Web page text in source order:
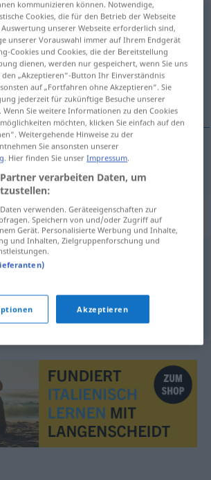
Übersetzung anklicken/antippen)
für "erwerbsunfähig"
dienstunfähig
kommunizieren können. Notwendige,
Cookies, die für den Betrieb der Webseite
unserer Webseite erforderlich sind,
unserer Vorauswahl immer auf Ihrem Endgerät
Cookies und Cookies, die der Bereitstellung
dienen, werden nur gespeichert, wenn Sie uns
„Akzeptieren“-Button Ihr Einverständnis
auf „Fortfahren ohne Akzeptieren“. Sie
jederzeit für zukünftige Besuche unserer
Sie weitere Informationen zu den Cookies
möchten, klicken Sie einfach auf den
Weitergehende Hinweise zu der
Sie ansonsten unserer
. Hier finden Sie unserImpressum.
verarbeiten Daten, um
verwenden. Geräteeigenschaften zur
Speichern von und/oder Zugriff auf
Gerät. Personalisierte Werbung und Inhalte,
und Inhalten, Zielgruppenforschung und
Akzeptieren